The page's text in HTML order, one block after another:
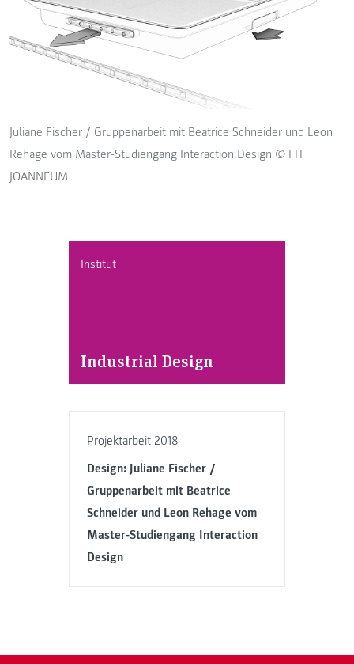
Institut
Industrial Design
Projektarbeit 2018
Design: Juliane Fischer /
Gruppenarbeit mit Beatrice
Schneider und Leon Rehage vom
Master-Studiengang Interaction
Design
Juliane Fischer / Gruppenarbeit mit Beatrice Schneider und Leon
Rehage vom Master-Studiengang Interaction Design © FH
JOANNEUM